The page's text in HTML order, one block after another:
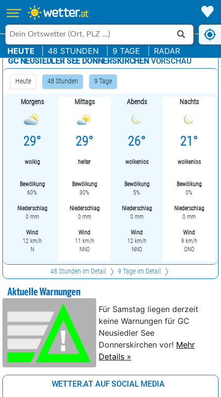
HEUTE 48 STUNDEN 9 TAGE RADAR
GC NEUSIEDLER SEE DONNERSKIRCHENVORSCHAU
Heute 48 Stunden 9 Tage
Morgens
29°
wolkig
Bewölkung
60%
Niederschlag
0 mm
Wind
12 km/h
N
Mittags
29°
heiter
Bewölkung
30%
Niederschlag
0 mm
Wind
11 km/h
NNO
Abends
26°
wolkenlos
Bewölkung
5%
Niederschlag
0 mm
Wind
12 km/h
NNO
Nachts
21°
wolkenlos
Bewölkung
0%
Niederschlag
0 mm
Wind
9 km/h
ONO
48 Stunden im Detail 9 Tage im Detail
Aktuelle Warnungen
Für Samstag liegen derzeit
keine Warnungen für GC
Neusiedler See
Donnerskirchen vor! Mehr
Details »
WETTER.AT AUF SOCIAL MEDIA